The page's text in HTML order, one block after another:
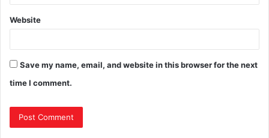
Website
Save my name, email, and website in this browser for the next
time I comment.